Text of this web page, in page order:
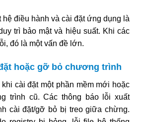
hệ điều hành và cài đặt ứng dụng là
trì bảo mật và hiệu suất. Khi các
đó là một vấn đề lớn.
hoặc gỡ bỏ chương trình
cài đặt một phần mềm mới hoặc
trình cũ. Các thông báo lỗi xuất
cài đặt/gỡ bỏ bị treo giữa chừng.